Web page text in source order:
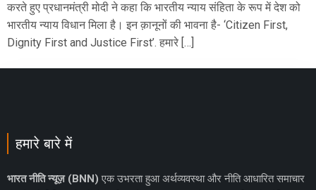
करते हुए प्रधानमंत्री मोदी ने कहा कि भारतीय न्याय संहिता के रूप में देश को
भारतीय न्याय विधान मिला है। इन क़ानूनों की भावना है- ‘Citizen First,
Dignity First and Justice First’. हमारे […]
हमारे बारे में
भारत नीति न्यूज़ (BNN) एक उभरता हुआ अर्थव्यवस्था और नीति आधारित समाचार